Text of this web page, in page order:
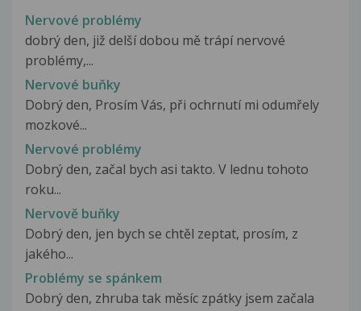
Nervové problémy
dobrý den, již delší dobou mě trápí nervové
problémy,...
Nervové buňky
Dobrý den, Prosím Vás, při ochrnutí mi odumřely
mozkové...
Nervové problémy
Dobrý den, začal bych asi takto. V lednu tohoto
roku...
Nervově buňky
Dobrý den, jen bych se chtěl zeptat, prosím, z
jakého...
Problémy se spánkem
Dobrý den, zhruba tak měsíc zpátky jsem začala